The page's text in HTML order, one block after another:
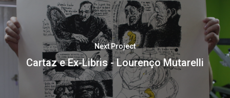
Next Project
Cartaz e Ex-Libris - Lourenço Mutarelli